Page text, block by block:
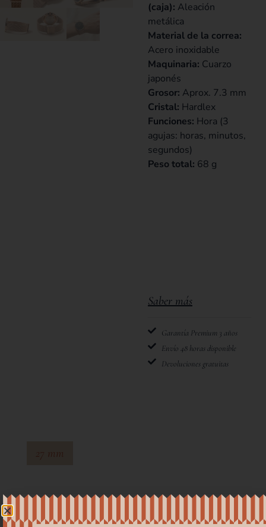
(caja): Aleación
metálica
Material de la correa:
Acero inoxidable
Maquinaria: Cuarzo
japonés
Grosor: Aprox. 7.3 mm
Cristal: Hardlex
Funciones: Hora (3
agujas: horas, minutos,
segundos)
Peso total: 68 g
Saber más
Garantía Premium 3 años
Envío 48 horas disponible
Devoluciones gratuitas
27 mm